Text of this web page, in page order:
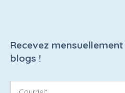
Recevez
blogs !